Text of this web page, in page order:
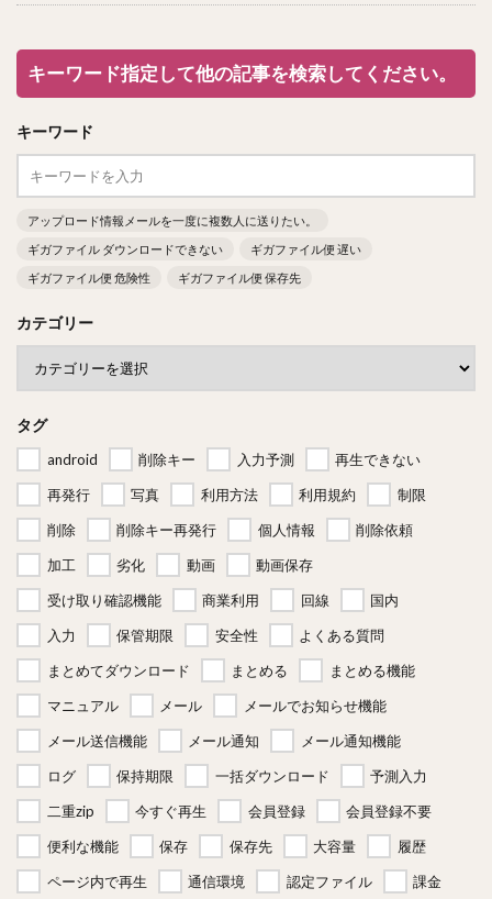
キーワード指定して他の記事を検索してください。
キーワード
アップロード情報メールを一度に複数人に送りたい。
ギガファイル ダウンロードできない
ギガファイル便 遅い
ギガファイル便 危険性
ギガファイル便 保存先
カテゴリー
タグ
android 削除キー 入力予測
再生できない
再発行
写真 利用方法 利用規約
制限
削除
削除キー再発行 個人情報
削除依頼
加工
劣化 動画
動画保存
受け取り確認機能
商業利用 回線
国内
入力
保管期限 安全性
よくある質問
まとめてダウンロード
まとめる
まとめる機能
マニュアル
メール
メールでお知らせ機能
メール送信機能
メール通知
メール通知機能
ログ
保持期限 一括ダウンロード
予測入力
二重zip
今すぐ再生 会員登録
会員登録不要
便利な機能
保存 保存先 大容量
履歴
ページ内で再生
通信環境 認定ファイル
課金